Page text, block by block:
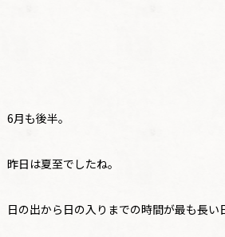
6月も後半。
昨日は夏至でしたね。
日の出から日の入りまでの時間が最も長い